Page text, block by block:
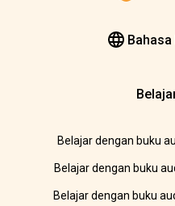
Belajar dengan buku
Belajar dengan buku
Belajar dengan buku